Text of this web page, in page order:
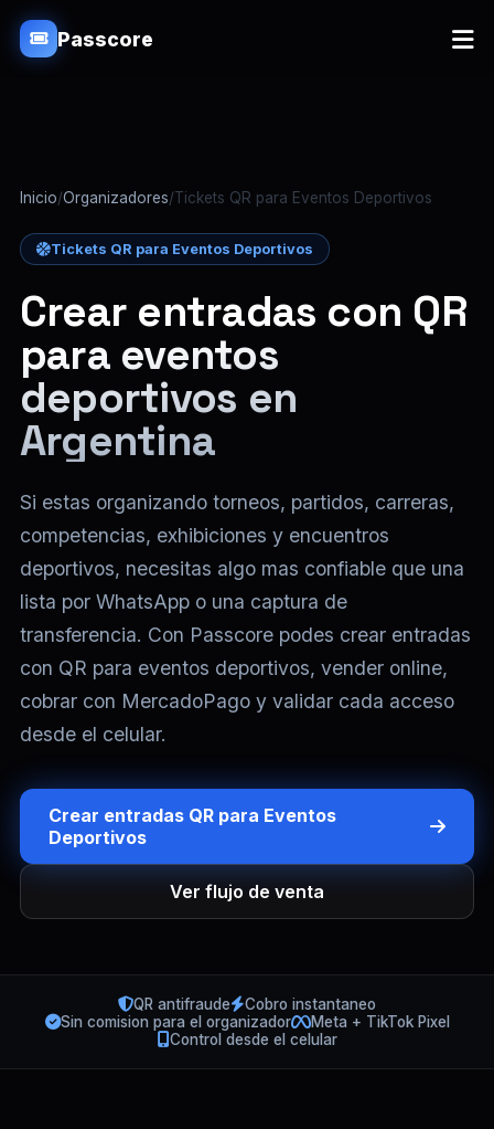
Passcore
Inicio/Organizadores/Tickets QR para Eventos Deportivos
Tickets QR para Eventos Deportivos
Crear entradas con QR
para eventos
deportivos en
Argentina
Si estas organizando torneos, partidos, carreras,
competencias, exhibiciones y encuentros
deportivos, necesitas algo mas confiable que una
lista por WhatsApp o una captura de
transferencia. Con Passcore podes crear entradas
con QR para eventos deportivos, vender online,
cobrar con MercadoPago y validar cada acceso
desde el celular.
Crear entradas QR para Eventos
Deportivos
Ver flujo de venta
QR antifraude
Cobro instantaneo
Sin comision para el organizador
Meta + TikTok Pixel
Control desde el celular